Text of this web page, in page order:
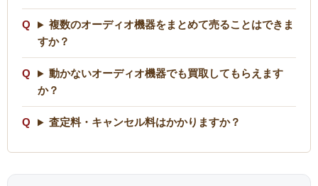
複数のオーディオ機器をまとめて売ることはできま
すか？
動かないオーディオ機器でも買取してもらえます
か？
査定料・キャンセル料はかかりますか？